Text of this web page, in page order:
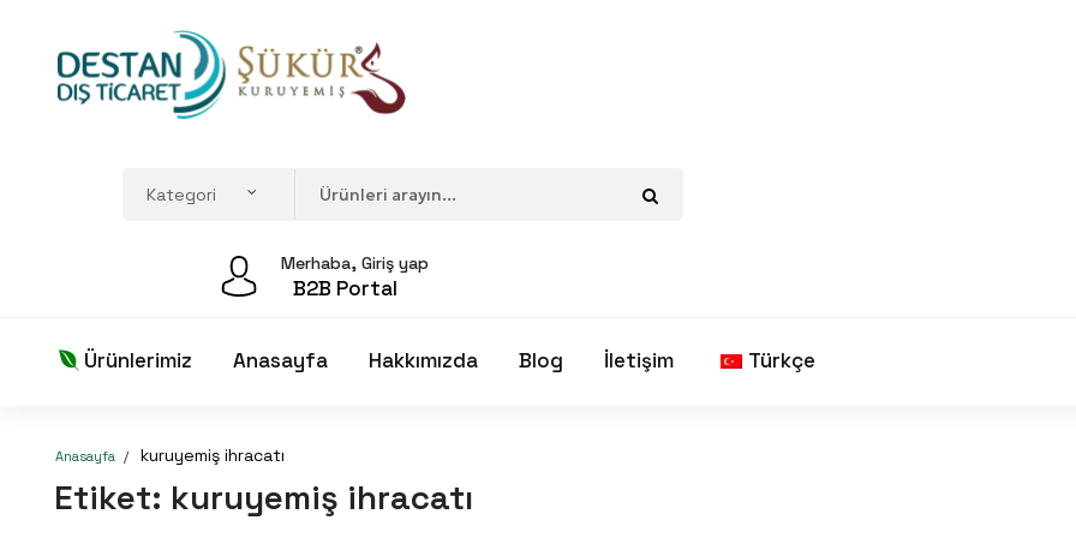
Merhaba, Giriş yap
B2B Portal
Ürünlerimiz Anasayfa Hakkımızda Blog İletişim Türkçe
Anasayfa kuruyemiş ihracatı
Etiket: kuruyemiş ihracatı